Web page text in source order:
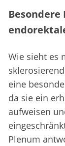
Besondere
Wie sieht es
eine
da sie ein
aufweisen
Plenum